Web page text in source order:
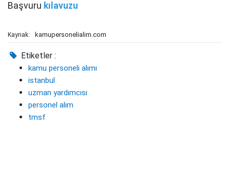
Başvuru kılavuzu
Kaynak: kamupersonelialim.com
Etiketler :
kamu personeli alımı
istanbul
uzman yardımcısı
personel alım
tmsf